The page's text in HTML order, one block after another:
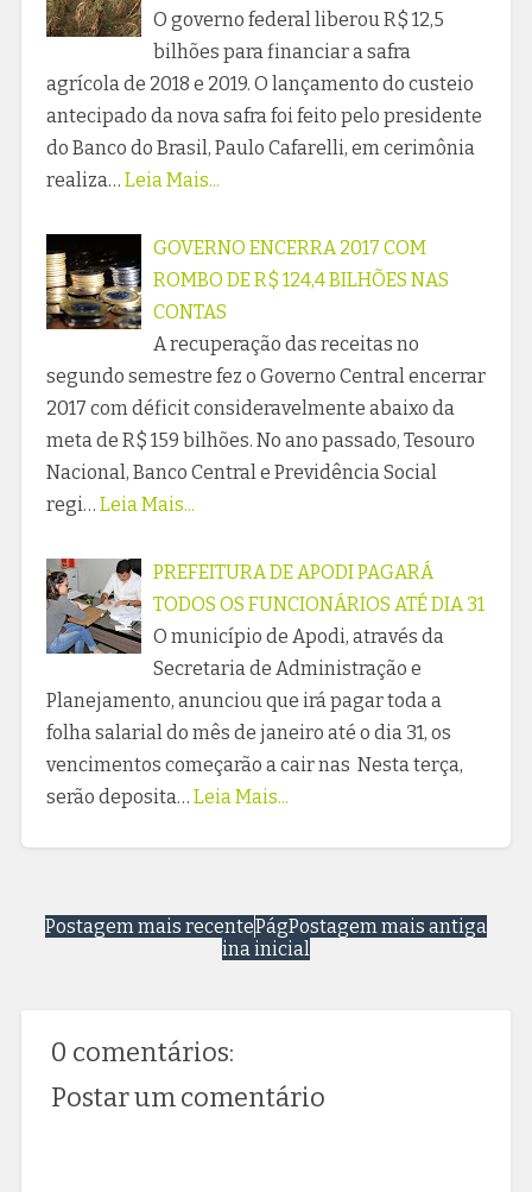
O governo federal liberou R$ 12,5
bilhões para financiar a safra
agrícola de 2018 e 2019. O lançamento do custeio
antecipado da nova safra foi feito pelo presidente
do Banco do Brasil, Paulo Cafarelli, em cerimônia
realiza… Leia Mais...
GOVERNO ENCERRA 2017 COM
ROMBO DE R$ 124,4 BILHÕES NAS
CONTAS
A recuperação das receitas no
segundo semestre fez o Governo Central encerrar
2017 com déficit consideravelmente abaixo da
meta de R$ 159 bilhões. No ano passado, Tesouro
Nacional, Banco Central e Previdência Social
regi… Leia Mais...
PREFEITURA DE APODI PAGARÁ
TODOS OS FUNCIONÁRIOS ATÉ DIA 31
O município de Apodi, através da
Secretaria de Administração e
Planejamento, anunciou que irá pagar toda a
folha salarial do mês de janeiro até o dia 31, os
vencimentos começarão a cair nas Nesta terça,
serão deposita… Leia Mais...
Postagem mais recente Postagem mais antiga
Pág
ina inicial
0 comentários:
Postar um comentário